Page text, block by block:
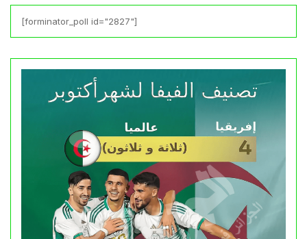
[forminator_poll id="2827"]